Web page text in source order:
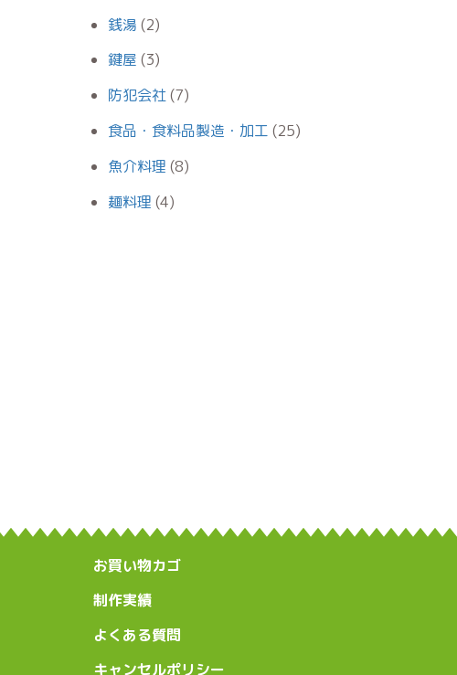
銭湯 (2)
鍵屋 (3)
防犯会社(7)
食品・食料品製造・加工 (25)
魚介料理 (8)
麺料理 (4)
お買い物カゴ
制作実績
よくある質問
キャンセルポリシー